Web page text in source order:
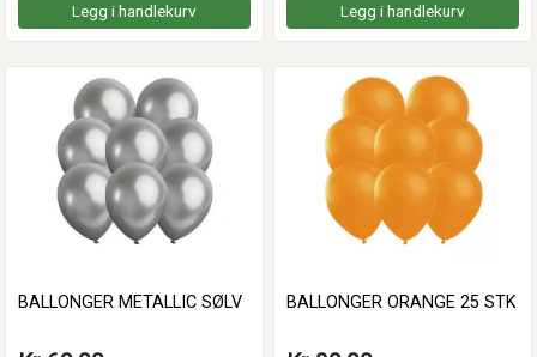
Legg i handlekurv Legg i handlekurv
BALLONGER METALLIC SØLV BALLONGER ORANGE 25 STK